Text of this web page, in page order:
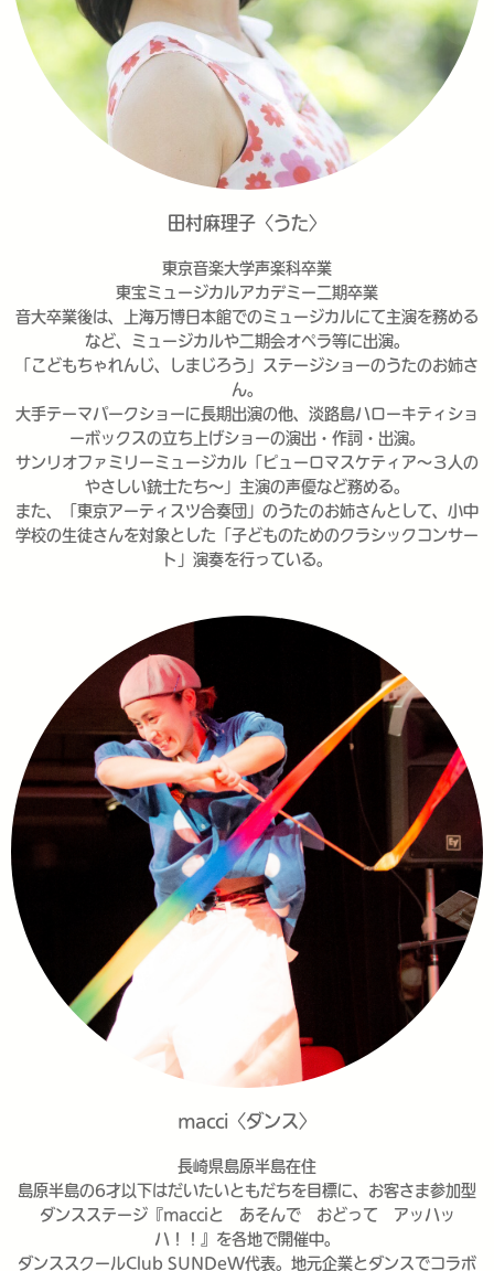
田村麻理子〈うた〉
東京音楽大学声楽科卒業
東宝ミュージカルアカデミー二期卒業
音大卒業後は、上海万博日本館でのミュージカルにて主演を務める
など、ミュージカルや二期会オペラ等に出演。
「こどもちゃれんじ、しまじろう」ステージショーのうたのお姉さ
ん。
大手テーマパークショーに長期出演の他、淡路島ハローキティショ
ーボックスの立ち上げショーの演出・作詞・出演。
サンリオファミリーミュージカル「ピューロマスケティア〜３人の
やさしい銃士たち〜」主演の声優など務める。
また、「東京アーティスツ合奏団」のうたのお姉さんとして、小中
学校の生徒さんを対象とした「子どものためのクラシックコンサー
ト」演奏を行っている。
macci〈ダンス〉
長崎県島原半島在住
島原半島の6才以下はだいたいともだちを目標に、お客さま参加型
ダンスステージ『macciと あそんで おどって アッハッ
ハ！！』を各地で開催中。
ダンススクールClub SUNDeW代表。地元企業とダンスでコラボ